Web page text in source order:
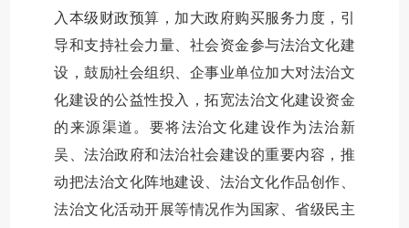
入本级财政预算，加大政府购买服务力度，引
导和支持社会力量、社会资金参与法治文化建
设，鼓励社会组织、企事业单位加大对法治文
化建设的公益性投入，拓宽法治文化建设资金
的来源渠道。要将法治文化建设作为法治新
吴、法治政府和法治社会建设的重要内容，推
动把法治文化阵地建设、法治文化作品创作、
法治文化活动开展等情况作为国家、省级民主